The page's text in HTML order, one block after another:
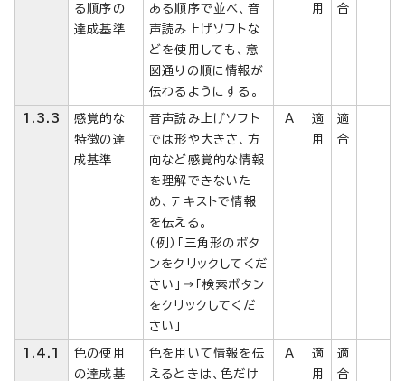
る順序の
達成基準
ある順序で並べ、音
声読み上げソフトな
どを使用しても、意
図通りの順に情報が
伝わるようにする。
用
合
1.3.3
感覚的な
特徴の達
成基準
音声読み上げソフト
では形や大きさ、方
向など感覚的な情報
を理解できないた
め、テキストで情報
を伝える。
（例）「三角形のボタ
ンをクリックしてくだ
さい」→「検索ボタン
をクリックしてくだ
さい」
A
適
用
適
合
1.4.1
色の使用
の達成基
色を用いて情報を伝
えるときは、色だけ
A
適
用
適
合